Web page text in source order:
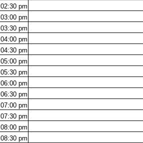
02:30 pm
03:00 pm
03:30 pm
04:00 pm
04:30 pm
05:00 pm
05:30 pm
06:00 pm
06:30 pm
07:00 pm
07:30 pm
08:00 pm
08:30 pm